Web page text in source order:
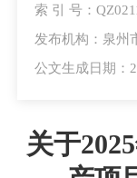
索 引 号：
发布机构：泉州
公文生成日期：
关于